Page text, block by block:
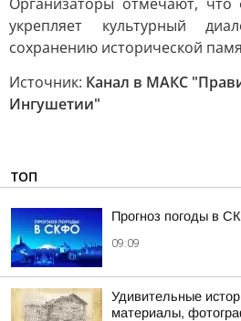
укрепляет культурный
сохранению исторической
Источник: Канал в МАКС
Ингушетии"
ТОП
Прогноз погоды в
09:09
Удивительные
материалы,